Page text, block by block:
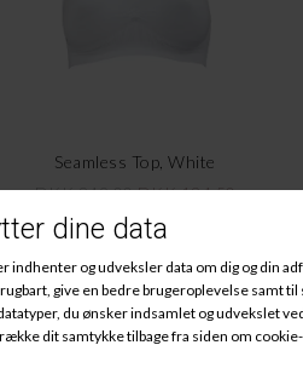
Seamless Top, White
DKK 249,00DKK 124,50